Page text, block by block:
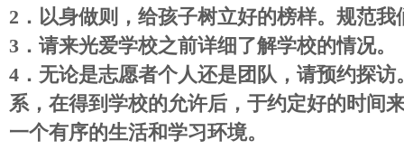
2 ． 以身做则，给孩子树立好的榜样。规范
3 ． 请来光爱学校之前详细了解学校的情况。
4 ． 无论是志愿者个人还是团队，请预约探
系，在得到学校的允许后，于约定好的时间
一个有序的生活和学习环境。